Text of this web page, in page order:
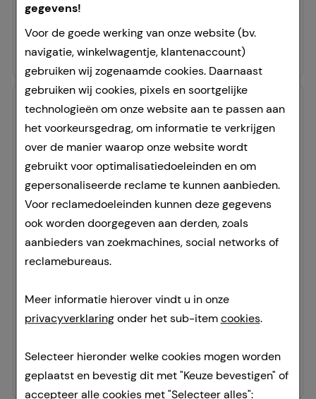
gegevens!
Voor de goede werking van onze website (bv.
navigatie, winkelwagentje, klantenaccount)
gebruiken wij zogenaamde cookies. Daarnaast
gebruiken wij cookies, pixels en soortgelijke
technologieën om onze website aan te passen aan
het voorkeursgedrag, om informatie te verkrijgen
over de manier waarop onze website wordt
gebruikt voor optimalisatiedoeleinden en om
gepersonaliseerde reclame te kunnen aanbieden.
Voor reclamedoeleinden kunnen deze gegevens
ook worden doorgegeven aan derden, zoals
aanbieders van zoekmachines, social networks of
reclamebureaus.
Meer informatie hierover vindt u in onze
privacyverklaringonder het sub-itemcookies.
Selecteer hieronder welke cookies mogen worden
geplaatst en bevestig dit met "Keuze bevestigen" of
accepteer alle cookies met "Selecteer alles":
4,06 €¹
Prijslijst
406,00 €per 1 l
OTRIVEN 0,05% Nasentropfen
Haleon Germany GmbH
10ml
Doorgaans gereed voor verzending binnen 24-36 uur.
3,07 €¹
307,00 €per 1 l